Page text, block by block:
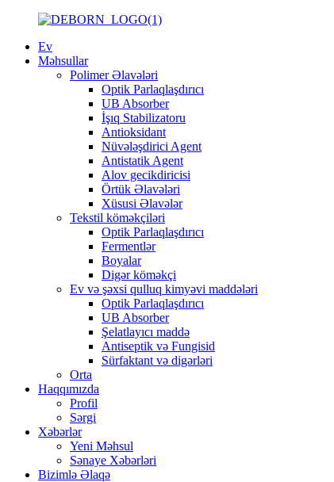
Ev
Məhsullar
Polimer Əlavələri
Optik Parlaqlaşdırıcı
UB Absorber
İşıq Stabilizatoru
Antioksidant
Nüvələşdirici Agent
Antistatik Agent
Alov gecikdiricisi
Örtük Əlavələri
Xüsusi Əlavələr
Tekstil köməkçiləri
Optik Parlaqlaşdırıcı
Fermentlər
Boyalar
Digər köməkçi
Ev və şəxsi qulluq kimyəvi maddələri
Optik Parlaqlaşdırıcı
UB Absorber
Şelatlayıcı maddə
Antiseptik və Fungisid
Sürfaktant və digərləri
Orta
Haqqımızda
Profil
Sərgi
Xəbərlər
Yeni Məhsul
Sənaye Xəbərləri
Bizimlə Əlaqə